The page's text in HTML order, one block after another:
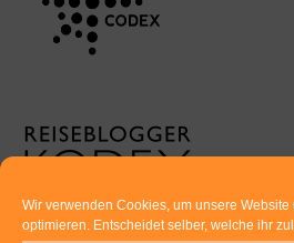
Wir verwenden Cookies, um unsere
optimieren. Entscheidet selber, welche ihr